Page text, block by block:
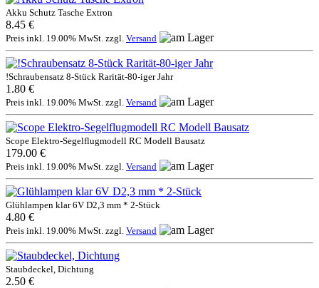
Akku Schutz Tasche Extron
8.45 €
Preis inkl. 19.00% MwSt. zzgl. Versand
!Schraubensatz 8-Stück Rarität-80-iger Jahr
1.80 €
Preis inkl. 19.00% MwSt. zzgl. Versand
Scope Elektro-Segelflugmodell RC Modell Bausatz
179.00 €
Preis inkl. 19.00% MwSt. zzgl. Versand
Glühlampen klar 6V D2,3 mm * 2-Stück
4.80 €
Preis inkl. 19.00% MwSt. zzgl. Versand
Staubdeckel, Dichtung
2.50 €